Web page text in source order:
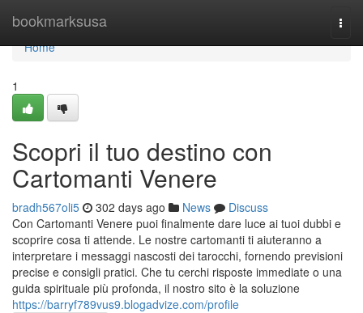
bookmarksusa
Home
Home
1
Scopri il tuo destino con
Cartomanti Venere
bradh567oli5 302 days ago News
Discuss
Con Cartomanti Venere puoi finalmente dare luce ai tuoi dubbi e
scoprire cosa ti attende. Le nostre cartomanti ti aiuteranno a
interpretare i messaggi nascosti dei tarocchi, fornendo previsioni
precise e consigli pratici. Che tu cerchi risposte immediate o una
guida spirituale più profonda, il nostro sito è la soluzione
https://barryf789vus9.blogadvize.com/profile